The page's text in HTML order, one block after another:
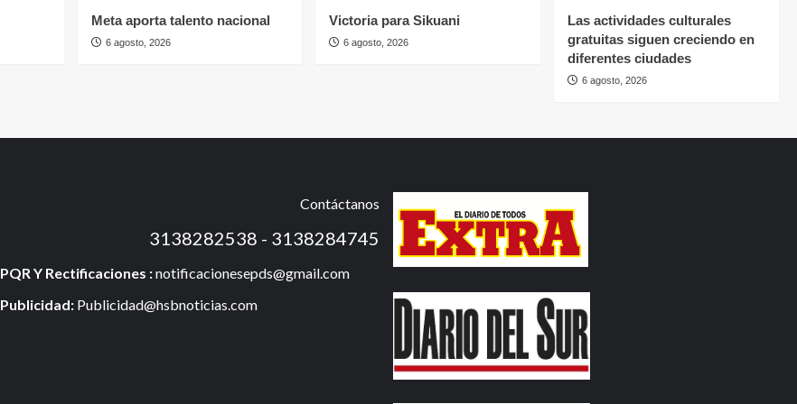
Meta aporta talento nacional
6 agosto, 2026
Victoria para Sikuani
6 agosto, 2026
Las actividades culturales
gratuitas siguen creciendo en
diferentes ciudades
6 agosto, 2026
Contáctanos
3138282538 - 3138284745
PQR Y Rectificaciones :notificacionesepds@gmail.com
Publicidad: Publicidad@hsbnoticias.com